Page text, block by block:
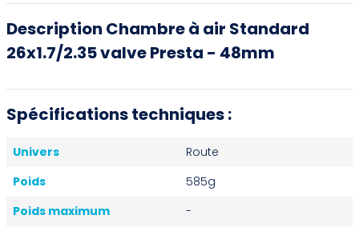
Description Chambre à air Standard
26x1.7/2.35 valve Presta - 48mm
Spécifications techniques :
Univers
Route
Poids
585g
Poids maximum
-